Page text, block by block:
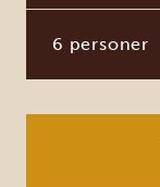
6 personer